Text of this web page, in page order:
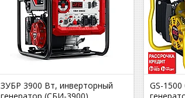
ЗУБР 3900 Вт, инверторный
GS-